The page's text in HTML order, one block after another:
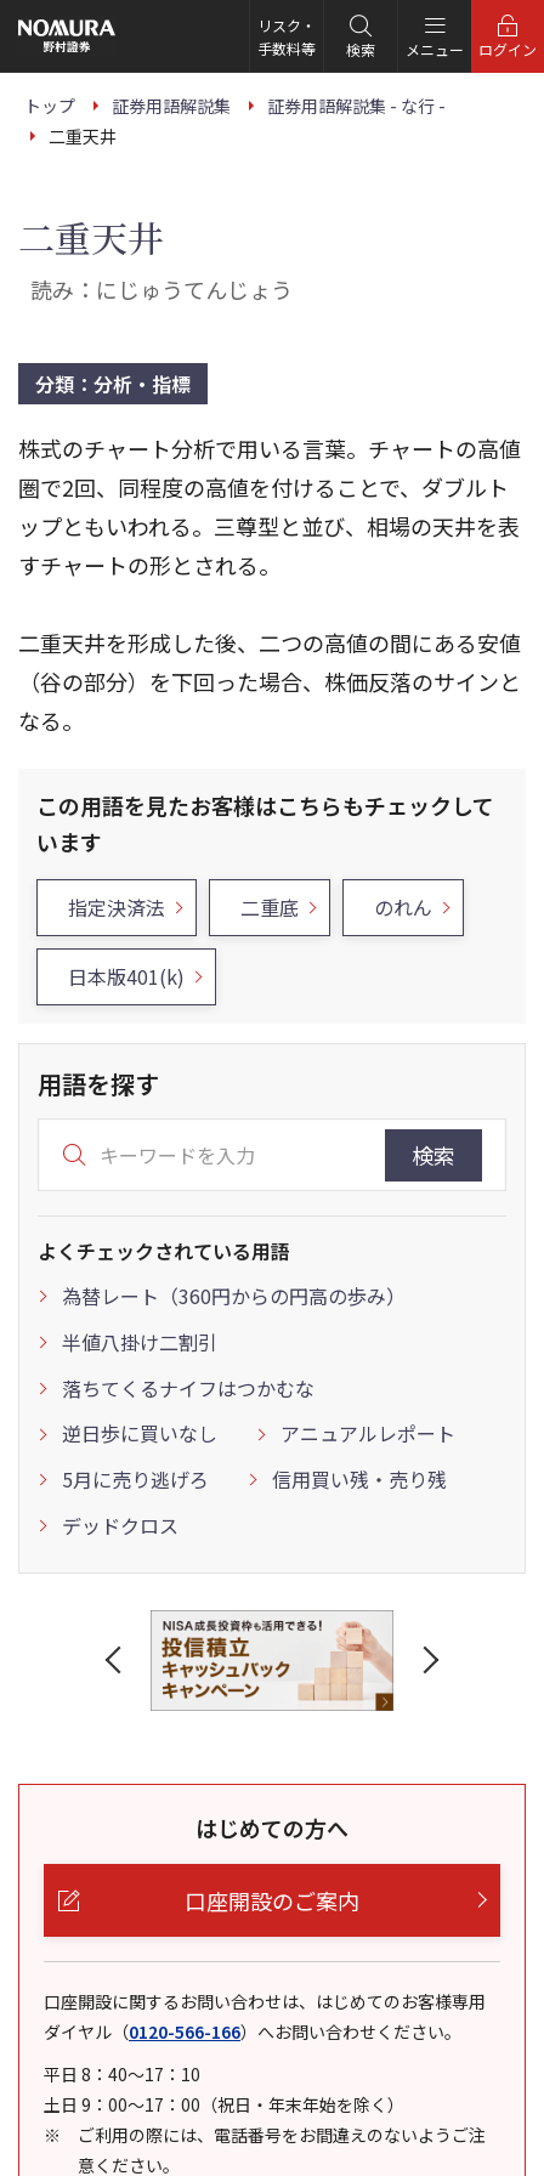
の
ー
リスク・
手数料等
検索 メニュー ログイン
トップ 証券用語解説集
証券用語解説集 - な行 -
二重天井
二重天井
読み：にじゅうてんじょう
分類：分析・指標
株式のチャート分析で用いる言葉。チャートの高値
圏で2回、同程度の高値を付けることで、ダブルト
ップともいわれる。三尊型と並び、相場の天井を表
すチャートの形とされる。
二重天井を形成した後、二つの高値の間にある安値
（谷の部分）を下回った場合、株価反落のサインと
なる。
この用語を見たお客様はこちらもチェックして
います
指定決済法 二重底 のれん
日本版401(k)
用語を探す
検索
よくチェックされている用語
為替レート（360円からの円高の歩み）
半値八掛け二割引
落ちてくるナイフはつかむな
逆日歩に買いなし
アニュアルレポート
5月に売り逃げろ
信用買い残・売り残
デッドクロス
はじめての方へ
口座開設のご案内
口座開設に関するお問い合わせは、はじめてのお客様専用
ダイヤル （0120-566-166） へお問い合わせください。
平日 8：40～17：10
土日 9：00～17：00（祝日・年末年始を除く）
ご利用の際には、電話番号をお間違えのないようご注
意ください。